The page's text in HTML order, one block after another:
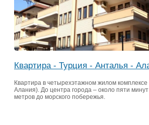
Квартира - Турция - Анталья -
Квартира в четырехэтажном жилом
Алания). До центра города – около пяти
метров до морского побережья.